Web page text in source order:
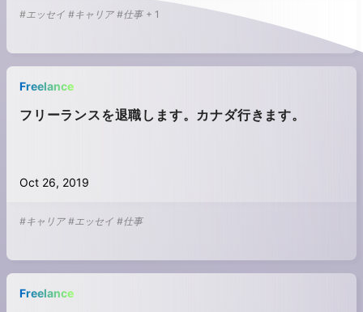
#エッセイ #キャリア #仕事 + 1
Freelance
フリーランスを退職します。カナダ行きます。
Oct 26, 2019
#キャリア #エッセイ #仕事
Freelance